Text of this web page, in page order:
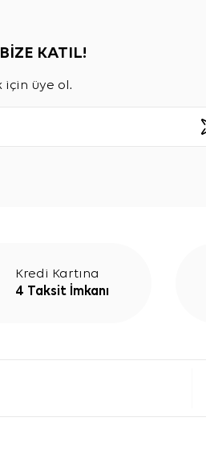
KATIL!
üye ol.
Kredi Kartına
4 Taksit İmkanı